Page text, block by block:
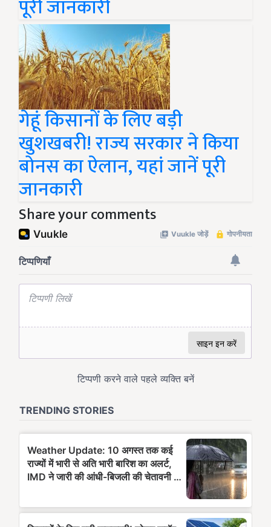
पूरी जानकारी
गेहूं किसानों के लिए बड़ी
खुशखबरी! राज्य सरकार ने किया
बोनस का ऐलान, यहां जानें पूरी
जानकारी
Share your comments